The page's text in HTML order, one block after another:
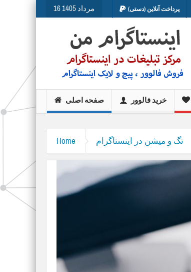
16 مرداد 1405 پرداخت آنلاین (دستی)
صفحه اصلی خرید فالوور
Home تگ و میشن در اینستاگرام